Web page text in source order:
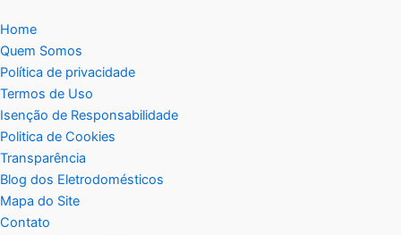
Home
Quem Somos
Política de privacidade
Termos de Uso
Isenção de Responsabilidade
Politica de Cookies
Transparência
Blog dos Eletrodomésticos
Mapa do Site
Contato